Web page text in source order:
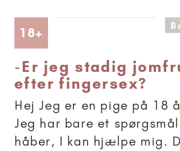
18+ Artikler anbefalet til
-Er jeg stadig
efter fingersex?
Hej Jeg er en pige på 18
Jeg har bare et
håber, I kan hjælpe mig.